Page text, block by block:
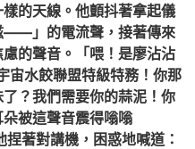
的天線。他顫抖著拿起儀
——」的電流聲，接著傳來
的聲音。「喂！是廖沾沾
水餃聯盟特級特務！你那
？我們需要你的蒜泥！你
被這聲音震得嗡嗡
捏著對講機，困惑地喊道：